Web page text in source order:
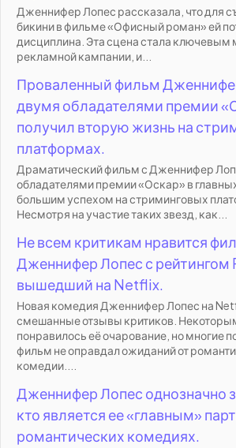
Дженнифер Лопес рассказала, что для
бикини в фильме «Офисный роман» ей
дисциплина. Эта сцена стала ключевым
рекламной кампании, и...
Проваленный фильм
двумя обладателями премии
получил вторую жизнь на
платформах.
Драматический фильм с Дженнифер
обладателями премии «Оскар» в
большим успехом на стриминговых
Несмотря на участие таких звезд, как...
Не всем критикам нравится
Дженнифер Лопес с рейтингом
вышедший на Netflix.
Новая комедия Дженнифер Лопес на
смешанные отзывы критиков.
понравилось её очарование, но многие
фильм не оправдал ожиданий от
комедии....
Дженнифер Лопес однозначно
кто является ее «главным»
романтических комедиях.